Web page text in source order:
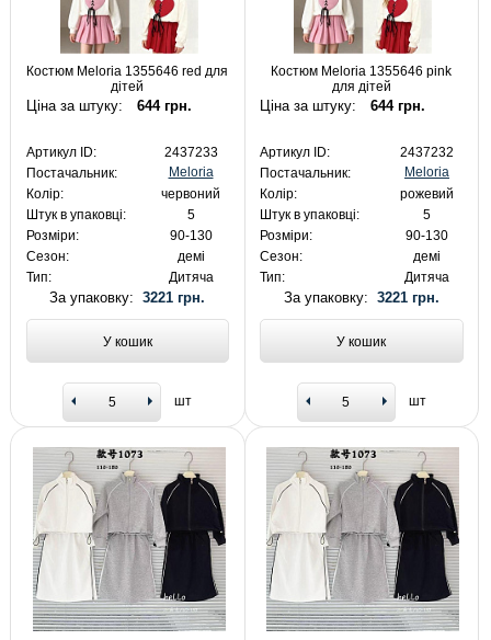
Костюм Meloria 1355646 red для
дітей
Ціна за штуку: 644 грн.
Артикул ID:
2437233
Постачальник:
Meloria
Колір:
червоний
Штук в упаковці:
5
Розміри:
90-130
Сезон:
демі
Тип:
Дитяча
За упаковку:3221 грн.
У кошик
шт
Костюм Meloria 1355646 pink
для дітей
Ціна за штуку: 644 грн.
Артикул ID:
2437232
Постачальник:
Meloria
Колір:
рожевий
Штук в упаковці:
5
Розміри:
90-130
Сезон:
демі
Тип:
Дитяча
За упаковку: 3221 грн.
У кошик
шт